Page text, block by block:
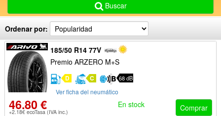
Buscar
Ordenar por:
185/50 R14 77V
Premio ARZERO M+S
D C 68 dB
Ver ficha del neumático
46.80 €
+2.18€ ecoTasa (IVA inc.) Comprar
En stock